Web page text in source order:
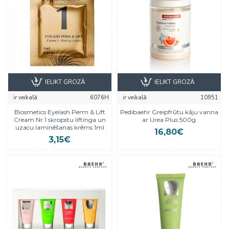
ir veikalā
6076H
Biosmetics Eyelash Perm & Lift
Cream Nr.1 skropstu liftinga un
uzacu laminēšanas krēms 1ml
3,15€
IELIKT GROZĀ
ir veikalā
10951
Pedibaehr Greipfrūtu kāju vanna
ar Urea Plus 500g
16,80€
IELIKT GROZĀ